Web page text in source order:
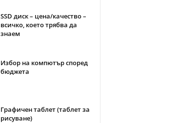
SSD диск – цена/качество –
всичко, което трябва да
знаем
Избор на компютър според
бюджета
Графичен таблет (таблет за
рисуване)